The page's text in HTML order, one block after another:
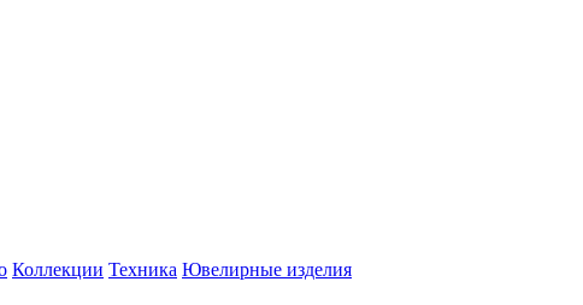
Коллекции Техника Ювелирные изделия